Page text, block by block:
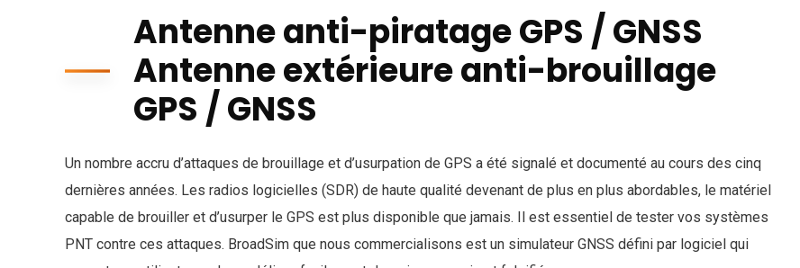
Antenne anti-piratage GPS / GNSS
Antenne extérieure anti-brouillage
GPS / GNSS
Un nombre accru d’attaques de brouillage et d’usurpation de GPS a été signalé et documenté au cours des cinq
dernières années. Les radios logicielles (SDR) de haute qualité devenant de plus en plus abordables, le matériel
capable de brouiller et d’usurper le GPS est plus disponible que jamais. Il est essentiel de tester vos systèmes
PNT contre ces attaques. BroadSim que nous commercialisons est un simulateur GNSS défini par logiciel qui